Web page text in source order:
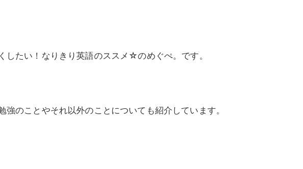
したい！なりきり英語のススメ☆のめぐぺ。です。
強のことやそれ以外のことについても紹介しています。